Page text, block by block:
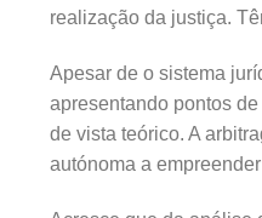
realização da justiça.
Apesar de o sistema
apresentando pontos
de vista teórico. A
autónoma a